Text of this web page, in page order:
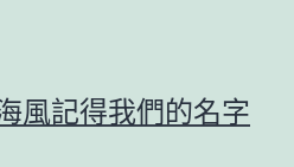
風記得我們的名字